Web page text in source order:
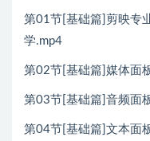
第01节[基础篇]剪映专
学.mp4
第02节[基础篇]媒体面
第03节[基础篇]音频面
第04节[基础篇]文本面